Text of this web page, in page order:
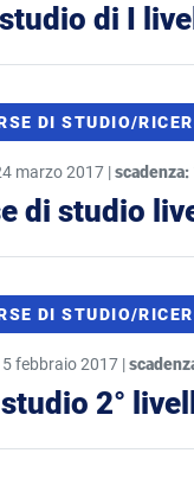
di I
DI STUDIO/
marzo 2017 |scadenza:
di studio
DI STUDIO/
febbraio 2017 |
2°